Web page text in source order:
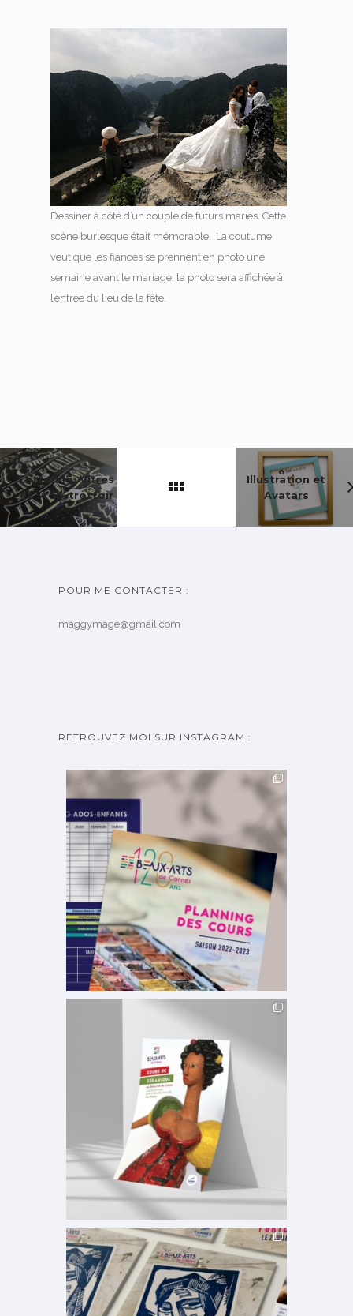
Dessiner à côté d’un couple de futurs mariés. Cette
scène burlesque était mémorable. La coutume
veut que les fiancés se prennent en photo une
semaine avant le mariage, la photo sera affichée à
l’entrée du lieu de la fête.
Lettering, Vitres
et Stop-trottoir
Illustration et
Avatars
POUR ME CONTACTER :
maggymage@gmail.com
RETROUVEZ MOI SUR INSTAGRAM :